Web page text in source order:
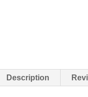
Description